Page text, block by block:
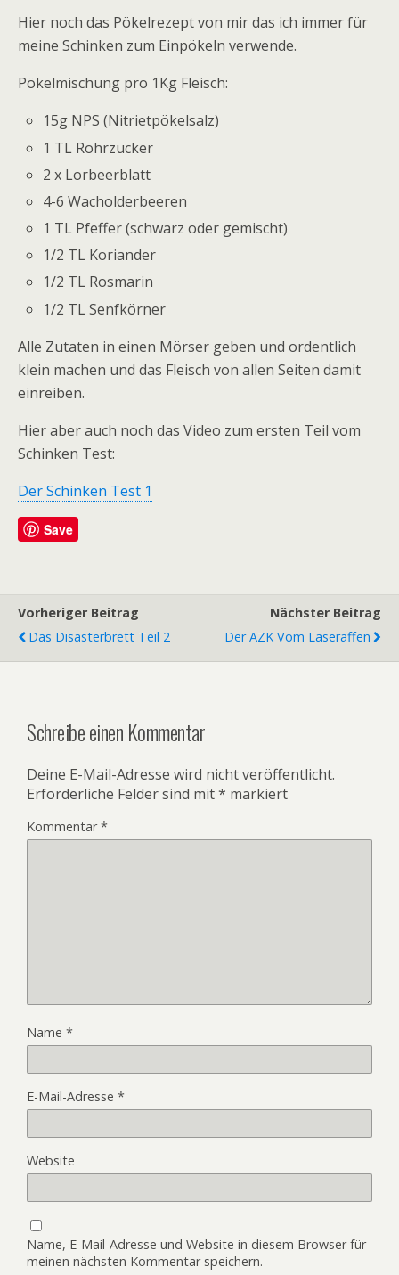
Hier noch das Pökelrezept von mir das ich immer für
meine Schinken zum Einpökeln verwende.
Pökelmischung pro 1Kg Fleisch:
15g NPS (Nitrietpökelsalz)
1 TL Rohrzucker
2 x Lorbeerblatt
4-6 Wacholderbeeren
1 TL Pfeffer (schwarz oder gemischt)
1/2 TL Koriander
1/2 TL Rosmarin
1/2 TL Senfkörner
Alle Zutaten in einen Mörser geben und ordentlich
klein machen und das Fleisch von allen Seiten damit
einreiben.
Hier aber auch noch das Video zum ersten Teil vom
Schinken Test:
Der Schinken Test 1
Save
Vorheriger Beitrag
Das Disasterbrett Teil 2
Nächster Beitrag
Der AZK Vom Laseraffen
Schreibe einen Kommentar
Deine E-Mail-Adresse wird nicht veröffentlicht.
Erforderliche Felder sind mit* markiert
Kommentar*
Name *
E-Mail-Adresse *
Website
Name, E-Mail-Adresse und Website in diesem Browser für
meinen nächsten Kommentar speichern.